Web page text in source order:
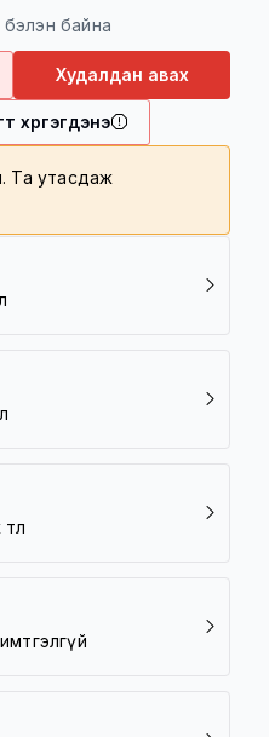
байна
Худалдан авах
хүргэгдэнэ
үеэс хойш 08-48
түүнээс дээш
үнэгүй хүргэнэ
үнийн дүнтэй
хүргэнэ
Архивын ерөнхий
Та утасдаж